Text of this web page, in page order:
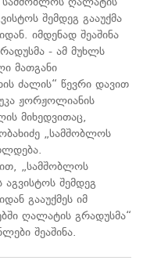
შემდეგ გააუქმა
იმდენად შეაშინა
- ამ მუხლს
მათგანი
ძალის“ წევრი დავით
ჟორჟოლიანის
მიხედვითაც,
„სამშობლოს
„სამშობლოს
შემდეგ
გააუქმეს იმ
ღალატის გრადუსმა“
შეაშინა.